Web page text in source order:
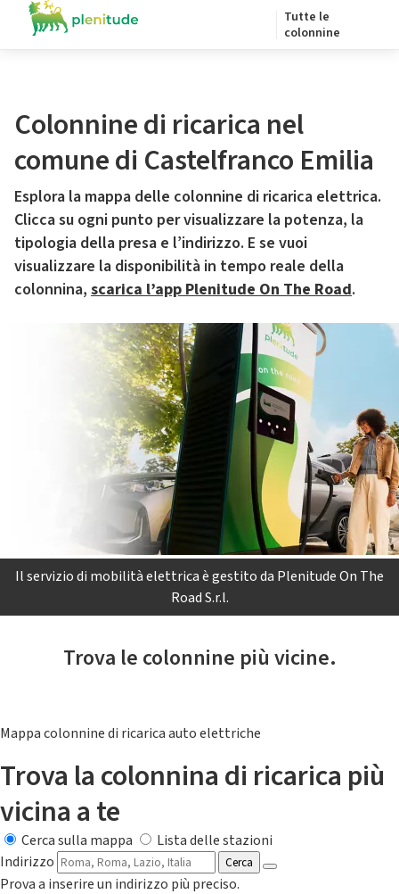
Tutte le
colonnine
Colonnine di ricarica nel
comune di Castelfranco Emilia
Esplora la mappa delle colonnine di ricarica elettrica.
Clicca su ogni punto per visualizzare la potenza, la
tipologia della presa e l’indirizzo. E se vuoi
visualizzare la disponibilità in tempo reale della
colonnina, scarica l’app Plenitude On The Road.
Il servizio di mobilità elettrica è gestito da Plenitude On The
Road S.r.l.
Trova le colonnine più vicine.
Mappa colonnine di ricarica auto elettriche
Trova la colonnina di ricarica più
vicina a te
Cerca sulla mappa
Lista delle stazioni
Indirizzo
Cerca
Prova a inserire un indirizzo più preciso.